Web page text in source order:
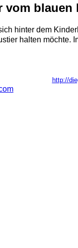
vom blauen
hinter dem
halten möchte.
http://